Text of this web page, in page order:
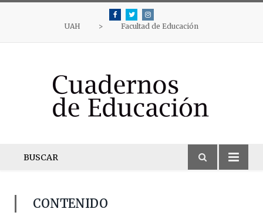
FacebookTwitterInstagram
UAH > Facultad de Educación
BUSCAR
CONTENIDO